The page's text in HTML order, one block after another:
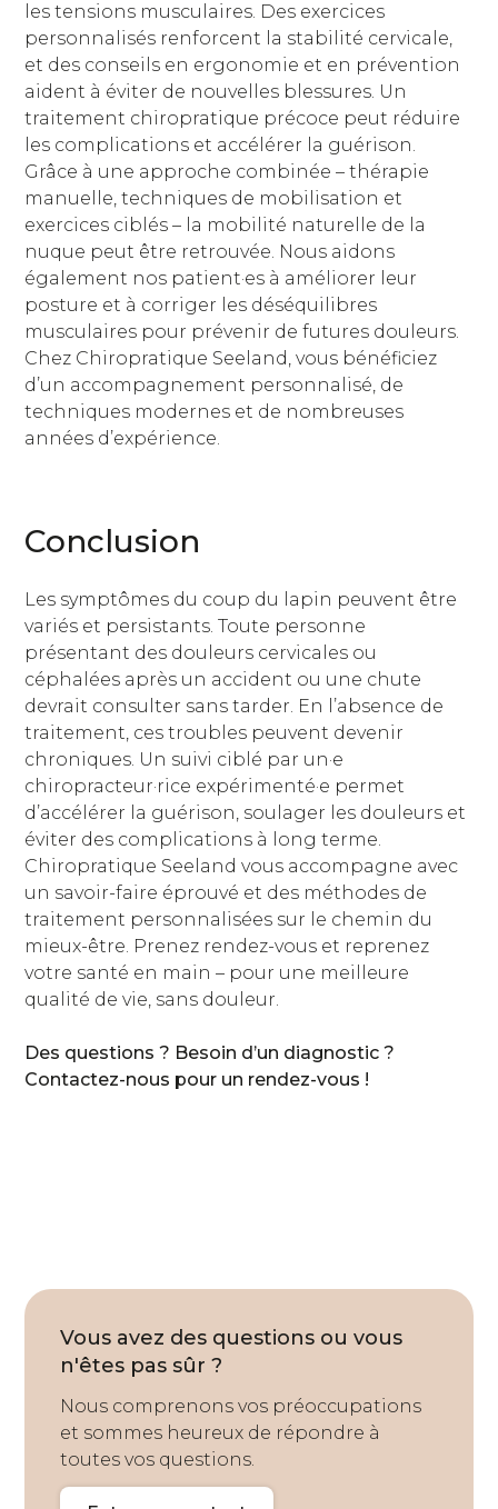
les tensions musculaires. Des exercices
personnalisés renforcent la stabilité cervicale,
et des conseils en ergonomie et en prévention
aident à éviter de nouvelles blessures. Un
traitement chiropratique précoce peut réduire
les complications et accélérer la guérison.
Grâce à une approche combinée – thérapie
manuelle, techniques de mobilisation et
exercices ciblés – la mobilité naturelle de la
nuque peut être retrouvée. Nous aidons
également nos patient·es à améliorer leur
posture et à corriger les déséquilibres
musculaires pour prévenir de futures douleurs.
Chez Chiropratique Seeland, vous bénéficiez
d’un accompagnement personnalisé, de
techniques modernes et de nombreuses
années d’expérience.
Conclusion
Les symptômes du coup du lapin peuvent être
variés et persistants. Toute personne
présentant des douleurs cervicales ou
céphalées après un accident ou une chute
devrait consulter sans tarder. En l’absence de
traitement, ces troubles peuvent devenir
chroniques. Un suivi ciblé par un·e
chiropracteur·rice expérimenté·e permet
d’accélérer la guérison, soulager les douleurs et
éviter des complications à long terme.
Chiropratique Seeland vous accompagne avec
un savoir-faire éprouvé et des méthodes de
traitement personnalisées sur le chemin du
mieux-être. Prenez rendez-vous et reprenez
votre santé en main – pour une meilleure
qualité de vie, sans douleur.
Des questions ? Besoin d’un diagnostic ?
Contactez-nous pour un rendez-vous !
Vous avez des questions ou vous
n'êtes pas sûr ?
Nous comprenons vos préoccupations
et sommes heureux de répondre à
toutes vos questions.